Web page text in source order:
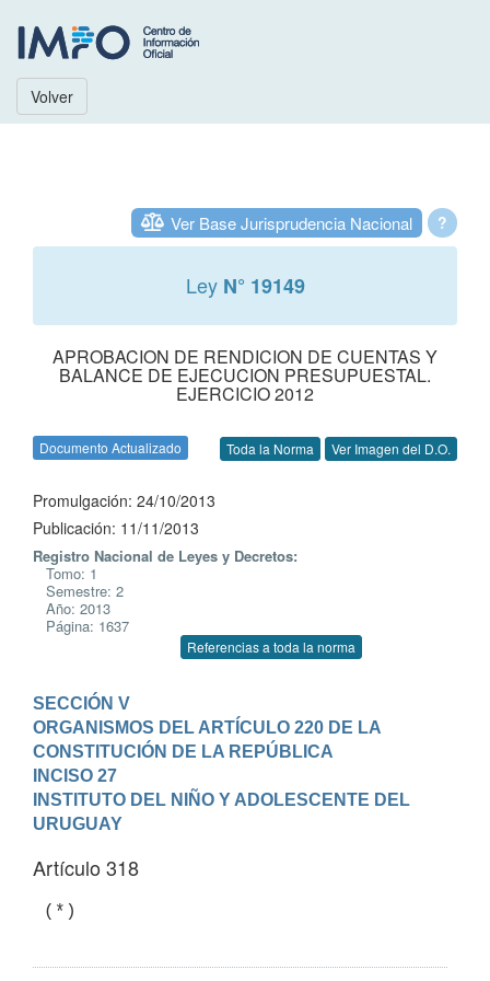
Volver
?
Ver Base Jurisprudencia Nacional
Ley N° 19149
APROBACION DE RENDICION DE CUENTAS Y
BALANCE DE EJECUCION PRESUPUESTAL.
EJERCICIO 2012
Documento Actualizado Toda la Norma Ver Imagen del D.O.
Promulgación: 24/10/2013
Publicación: 11/11/2013
Registro Nacional de Leyes y Decretos:
Tomo: 1
Semestre: 2
Año: 2013
Página: 1637
Referencias a toda la norma
SECCIÓN V
ORGANISMOS DEL ARTÍCULO 220 DE LA
CONSTITUCIÓN DE LA REPÚBLICA
INCISO 27
INSTITUTO DEL NIÑO Y ADOLESCENTE DEL
URUGUAY
Artículo 318